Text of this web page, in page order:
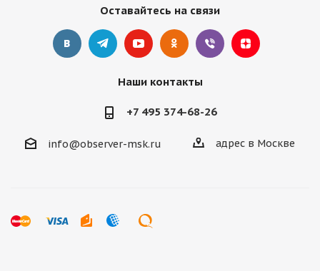
Оставайтесь на связи
Наши контакты
+7 495 374-68-26
info@observer-msk.ru адрес в Москве